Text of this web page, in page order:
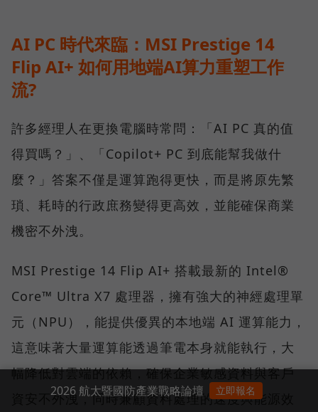
AI PC 時代來臨：MSI Prestige 14
Flip AI+ 如何用地端AI算力重塑工作
流?
許多經理人在更換電腦時常問：「AI PC 真的值
得買嗎？」、「Copilot+ PC 到底能幫我做什
麼？」答案不僅是運算跑得更快，而是將原先繁
瑣、耗時的行政庶務變得更高效，並能確保商業
機密不外洩。
MSI Prestige 14 Flip AI+ 搭載最新的 Intel®
Core™ Ultra X7 處理器，擁有強大的神經處理單
元（NPU），能提供優異的本地端 AI 運算能力，
這意味著大量運算能透過筆電本身就能執行，大
幅降低對雲端的依賴，確保企業敏感資料與客戶
資安不外洩，同時兼顧資料處理的速度與能源效
2026 航太暨國防產業戰略論壇 立即報名